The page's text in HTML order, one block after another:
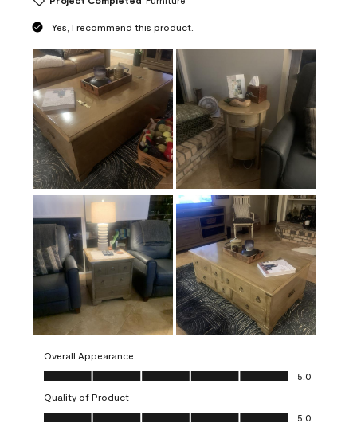
Yes, I recommend this product.
Overall Appearance
Overall Appearance, 5.0 out of 5
5.0
Quality of Product
Quality of Product, 5.0 out of 5
5.0